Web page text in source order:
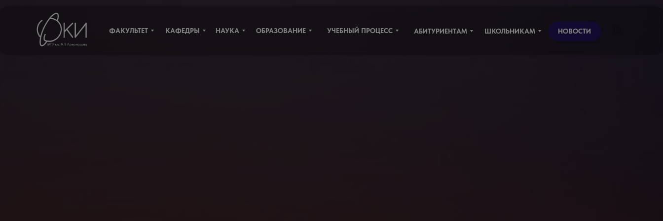
ФАКУЛЬТЕТ КАФЕДРЫ НАУКА ОБРАЗОВАНИЕ УЧЕБНЫЙ ПРОЦЕСС НОВОСТИ
ШКОЛЬНИКАМ
АБИТУРИЕНТАМ